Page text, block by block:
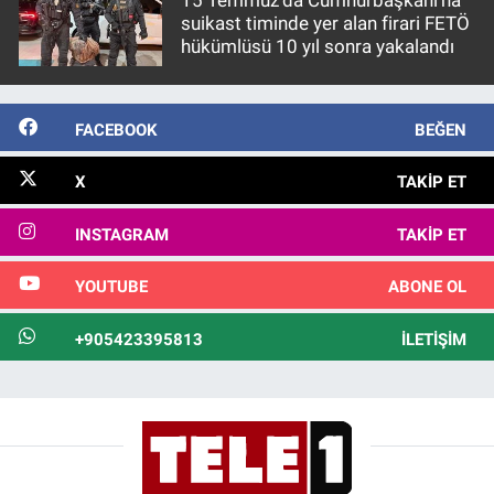
suikast timinde yer alan firari FETÖ
hükümlüsü 10 yıl sonra yakalandı
FACEBOOK BEĞEN
X TAKIP ET
INSTAGRAM TAKIP ET
YOUTUBE ABONE OL
+905423395813 İLETIŞIM